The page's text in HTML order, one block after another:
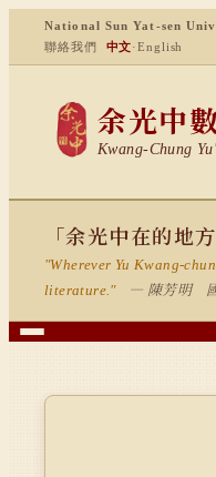
National Sun Yat-sen
聯絡我們
中文·English
余光中
Kwang-Chung
「余光中在的地
"Wherever Yu Kwang-
literature."
— 陳芳明 國